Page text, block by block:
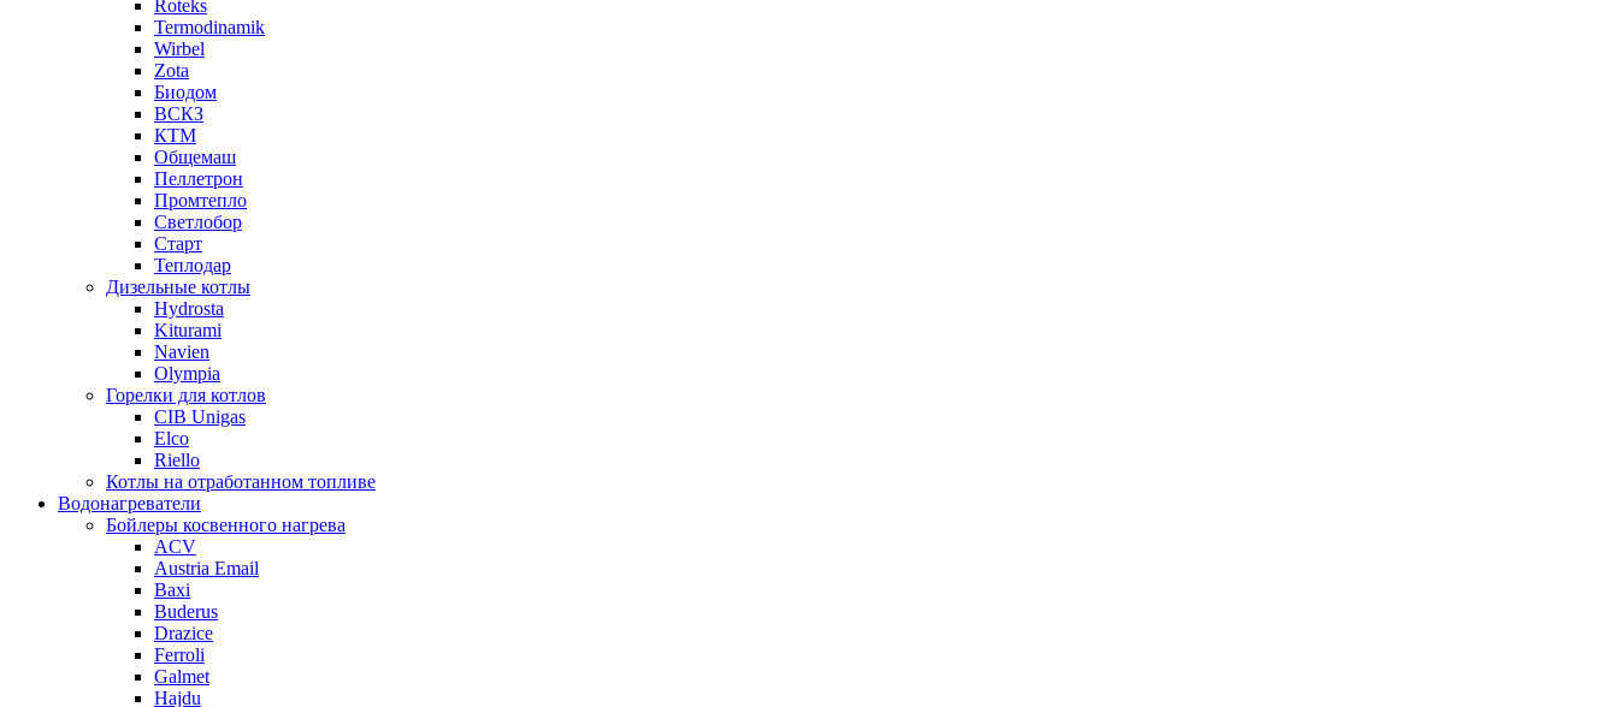
Roteks
Termodinamik
Wirbel
Zota
Биодом
ВСКЗ
КТМ
Общемаш
Пеллетрон
Промтепло
Светлобор
Старт
Теплодар
Дизельные котлы
Hydrosta
Kiturami
Navien
Olympia
Горелки для котлов
CIB Unigas
Elco
Riello
Котлы на отработанном топливе
Водонагреватели
Бойлеры косвенного нагрева
ACV
Austria Email
Baxi
Buderus
Drazice
Ferroli
Galmet
Hajdu